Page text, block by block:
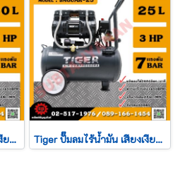
Tiger ปั๊มลมไร้น้ำมัน เสียงเงียบ Oil Free รุ่น JAGUAR-50 50ลิตร 2780วัตต์ 220V. Tiger ปั๊มลมไร้น้ำมัน เสียงเงียบ Oil Free รุ่น JAGUAR-25 25ลิตร 1390วัตต์ 220V.